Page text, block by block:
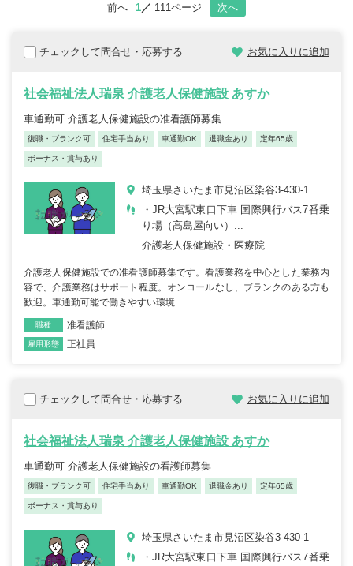
前へ 1 111ページ 次へ
チェックして問合せ・応募する お気に入りに追加
社会福祉法人瑞泉 介護老人保健施設 あすか
車通勤可 介護老人保健施設の准看護師募集
復職・ブランク可 住宅手当あり 車通勤OK 退職金あり 定年65歳
ボーナス・賞与あり
埼玉県さいたま市見沼区染谷3-430-1
・JR大宮駅東口下車 国際興行バス7番乗
り場（高島屋向い）...
介護老人保健施設・医療院
介護老人保健施設での准看護師募集です。看護業務を中心とした業務内
容で、介護業務はサポート程度。オンコールなし、ブランクのある方も
歓迎。車通勤可能で働きやすい環境...
職種 准看護師
雇用形態 正社員
チェックして問合せ・応募する お気に入りに追加
社会福祉法人瑞泉 介護老人保健施設 あすか
車通勤可 介護老人保健施設の看護師募集
復職・ブランク可 住宅手当あり 車通勤OK 退職金あり 定年65歳
ボーナス・賞与あり
埼玉県さいたま市見沼区染谷3-430-1
・JR大宮駅東口下車 国際興行バス7番乗